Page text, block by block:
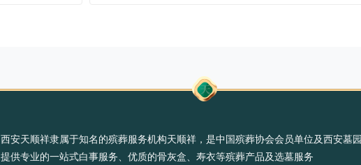
西安天顺祥隶属于知名的殡葬服务机构天顺祥，是中国殡葬协会会员单位及西安墓
提供专业的一站式白事服务、优质的骨灰盒、寿衣等殡葬产品及选墓服务